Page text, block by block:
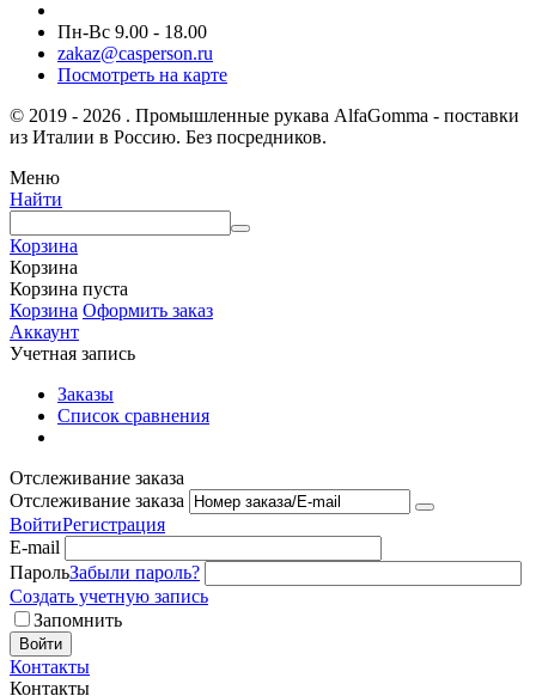
Пн-Вс 9.00 - 18.00
zakaz@casperson.ru
Посмотреть на карте
© 2019 - 2026 . Промышленные рукава AlfaGomma - поставки
из Италии в Россию. Без посредников.
Меню
Найти
Корзина
Корзина
Корзина пуста
Корзина Оформить заказ
Аккаунт
Учетная запись
Заказы
Список сравнения
Отслеживание заказа
Отслеживание заказа
ВойтиРегистрация
E-mail
ПарольЗабыли пароль?
Создать учетную запись
Запомнить
Войти
Контакты
Контакты